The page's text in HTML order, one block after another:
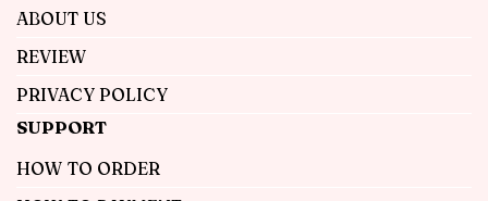
ABOUT US
REVIEW
PRIVACY POLICY
SUPPORT
HOW TO ORDER